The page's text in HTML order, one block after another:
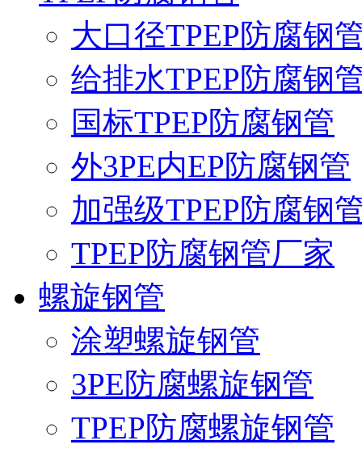
大口径TPEP防腐钢
给排水TPEP防腐钢
国标TPEP防腐钢管
外3PE内EP防腐钢管
加强级TPEP防腐钢
TPEP防腐钢管厂家
螺旋钢管
涂塑螺旋钢管
3PE防腐螺旋钢管
TPEP防腐螺旋钢管